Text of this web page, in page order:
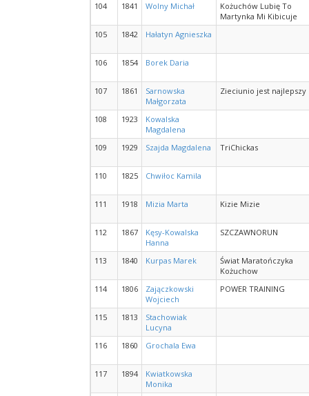
104
1841 Wolny Michał
Kożuchów Lubię To
Martynka Mi Kibicuje
105
1842 Hałatyn Agnieszka
106 1854 Borek Daria
107 1861
Sarnowska
Małgorzata
Zieciunio jest najlepszy
108 1923
Kowalska
Magdalena
109
1929 Szajda Magdalena TriChickas
110 1825 Chwiłoc Kamila
111 1918 Mizia Marta Kizie Mizie
112 1867
Kęsy-Kowalska
Hanna
SZCZAWNORUN
113 1840 Kurpas Marek
Świat Maratończyka
Kożuchow
114
1806
Zajączkowski
Wojciech
POWER TRAINING
115 1813
Stachowiak
Lucyna
116
1860 Grochala Ewa
117 1894
Kwiatkowska
Monika